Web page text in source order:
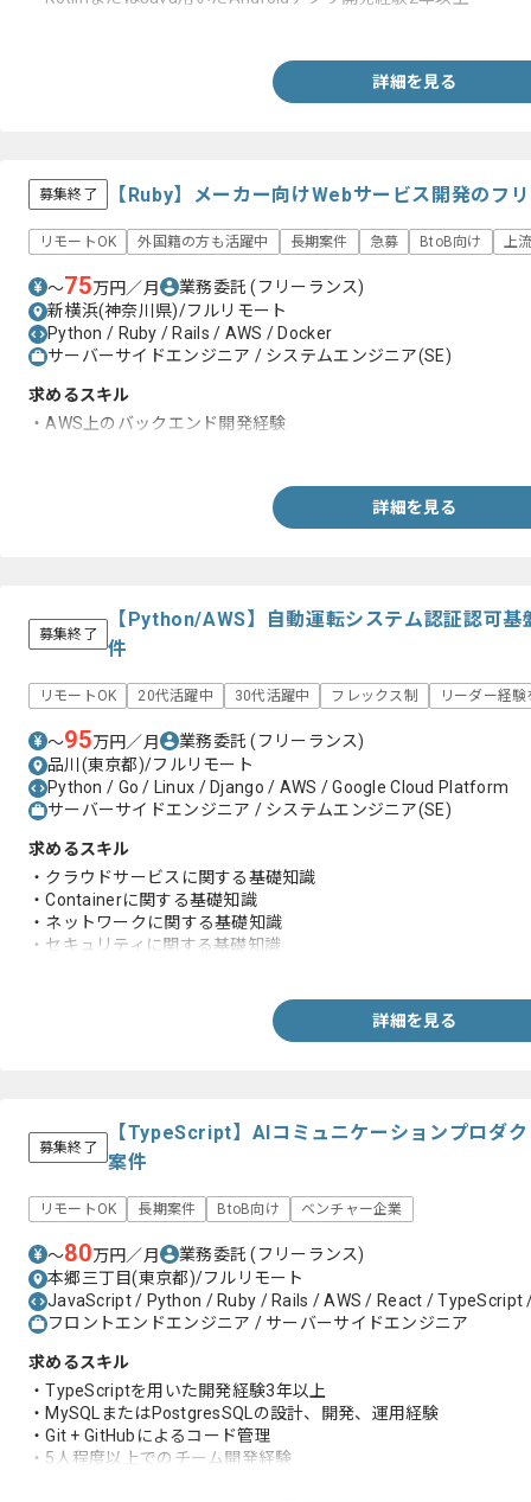
詳細を見る
募集終了 【Ruby】メーカー向けWebサービス開発のフ
リモートOK 外国籍の方も活躍中 長期案件 急募 BtoB向け 上
〜75万円／月 業務委託(フリーランス)
新横浜(神奈川県)/フルリモート
Python / Ruby / Rails / AWS / Docker
サーバーサイドエンジニア / システムエンジニア(SE)
求めるスキル
・AWS上のバックエンド開発経験
詳細を見る
募集終了
【Python/AWS】自動運転システム認証認可基
件
リモートOK 20代活躍中 30代活躍中 フレックス制 リーダー経
〜95万円／月 業務委託(フリーランス)
品川(東京都)/フルリモート
Python / Go / Linux / Django / AWS / Google Cloud Platform
サーバーサイドエンジニア / システムエンジニア(SE)
求めるスキル
・クラウドサービスに関する基礎知識
・Containerに関する基礎知識
・ネットワークに関する基礎知識
・セキュリティに関する基礎知識
・Infrastructure as Codeの構築や運用経験
・オーケストレーションシステムの構築や運用経験
詳細を見る
募集終了
【TypeScript】AIコミュニケーションプロダ
案件
リモートOK 長期案件 BtoB向け ベンチャー企業
〜80万円／月 業務委託(フリーランス)
本郷三丁目(東京都)/フルリモート
JavaScript / Python / Ruby / Rails / AWS / React / TypeScript
フロントエンドエンジニア / サーバーサイドエンジニア
求めるスキル
・TypeScriptを用いた開発経験3年以上
・MySQLまたはPostgresSQLの設計、開発、運用経験
・Git + GitHubによるコード管理
・5人程度以上でのチーム開発経験